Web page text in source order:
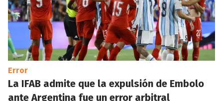
Error
La IFAB admite que la expulsión de Embolo
ante Argentina fue un error arbitral